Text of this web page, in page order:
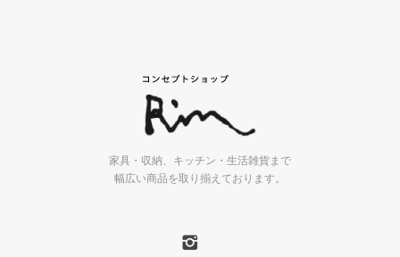
家具・収納、キッチン・生活雑貨まで
幅広い商品を取り揃えております。